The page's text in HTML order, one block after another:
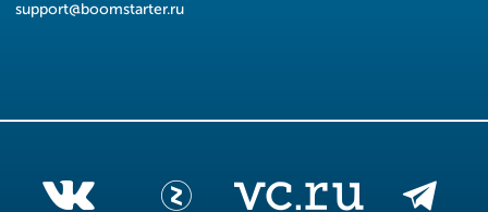
support@boomstarter.ru